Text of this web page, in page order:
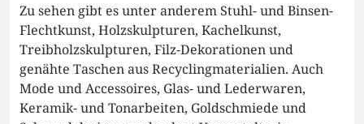
Zu sehen gibt es unter anderem Stuhl- und Binsen-
Flechtkunst, Holzskulpturen, Kachelkunst,
Treibholzskulpturen, Filz-Dekorationen und
genähte Taschen aus Recyclingmaterialien. Auch
Mode und Accessoires, Glas- und Lederwaren,
Keramik- und Tonarbeiten, Goldschmiede und